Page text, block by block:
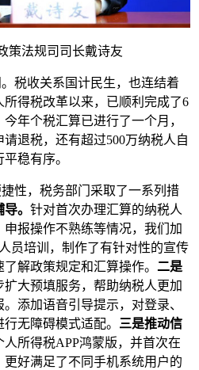
策法规司司长戴诗友
税收关系国计民生，也连结着
所得税改革以来，已顺利完成了6
年个税汇算已进行了一个月，
退税，还有超过500万纳税人自
稳有序。
性，税务部门采取了一系列措
导。针对首次办理汇算的纳税人
报操作不熟练等情况，我们加
员培训，制作了有针对性的宣传
解政策规定和汇算操作。 二是
扩大预填服务，帮助纳税人更加
添加语音引导提示，对登录、
无障碍模式适配。 三是推动信
人所得税APP鸿蒙版，并首次在
好满足了不同手机系统用户的